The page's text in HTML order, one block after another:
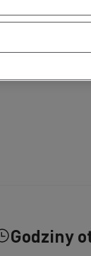
Godziny